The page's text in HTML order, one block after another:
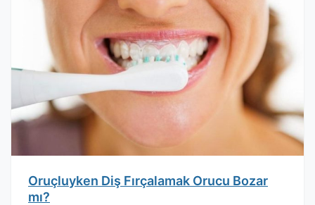
Oruçluyken Diş Fırçalamak Orucu Bozar
mı?